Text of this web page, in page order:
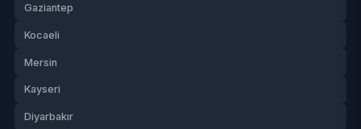
Gaziantep
Kocaeli
Mersin
Kayseri
Diyarbakır